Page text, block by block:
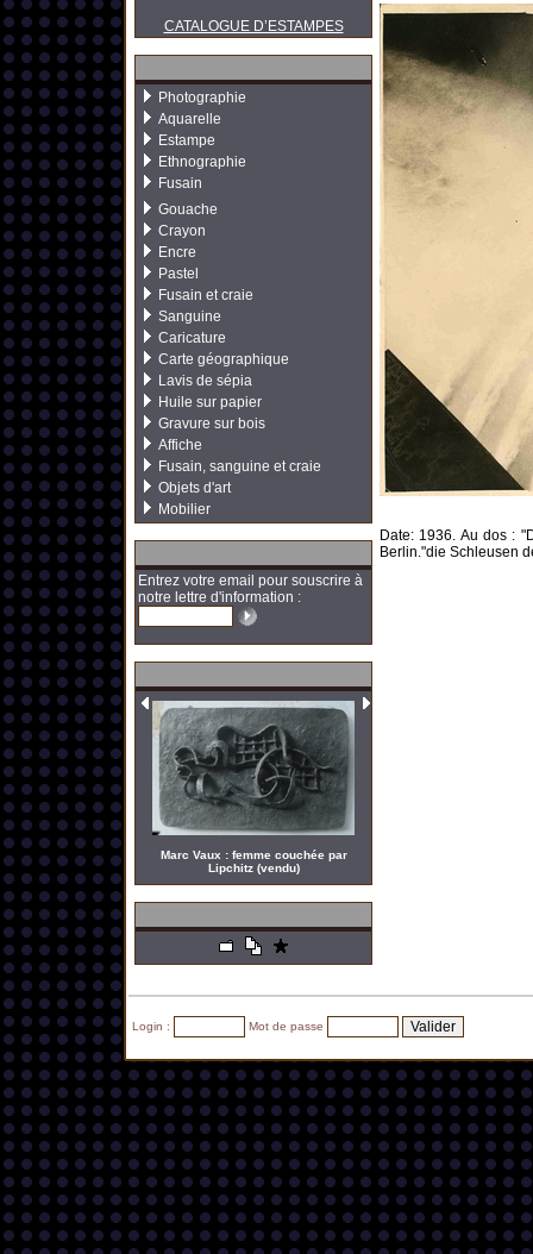
CATALOGUE D’ESTAMPES
Photographie
Aquarelle
Estampe
Ethnographie
Fusain
Gouache
Crayon
Encre
Pastel
Fusain et craie
Sanguine
Caricature
Carte géographique
Lavis de sépia
Huile sur papier
Gravure sur bois
Affiche
Fusain, sanguine et craie
Objets d'art
Mobilier
Entrez votre email pour souscrire à
notre lettre d'information :
Marc Vaux : femme couchée par
Lipchitz (vendu)
Date: 1936. Au dos :
Berlin."die Schleusen
Login : Mot de passe